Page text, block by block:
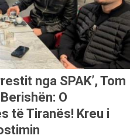
nga SPAK’, Tom
O
të Tiranës! Kreu i